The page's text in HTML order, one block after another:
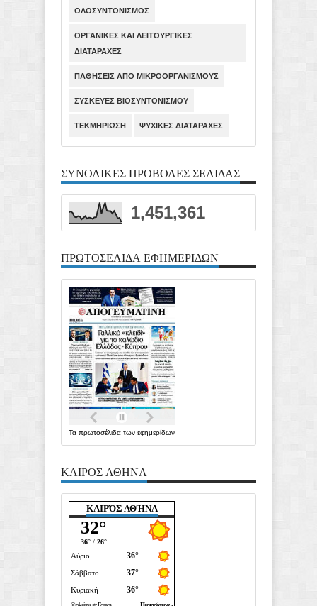
ΟΛΟΣΥΝΤΟΝΙΣΜΟΣ
ΟΡΓΑΝΙΚΕΣ ΚΑΙ ΛΕΙΤΟΥΡΓΙΚΕΣ
ΔΙΑΤΑΡΑΧΕΣ
ΠΑΘΗΣΕΙΣ ΑΠΟ ΜΙΚΡΟΟΡΓΑΝΙΣΜΟΥΣ
ΣΥΣΚΕΥΕΣ ΒΙΟΣΥΝΤΟΝΙΣΜΟΥ
ΤΕΚΜΗΡΙΩΣΗ ΨΥΧΙΚΕΣ ΔΙΑΤΑΡΑΧΕΣ
ΣΥΝΟΛΙΚΕΣ ΠΡΟΒΟΛΕΣ ΣΕΛΙΔΑΣ
1,451,361
ΠΡΩΤΟΣΕΛΙΔΑ ΕΦΗΜΕΡΙΔΩΝ
Τα πρωτοσέλιδα των εφημερίδων
ΚΑΙΡΟΣ ΑΘΗΝΑ
ΚΑΙΡΌΣ ΑΘΉΝΑ